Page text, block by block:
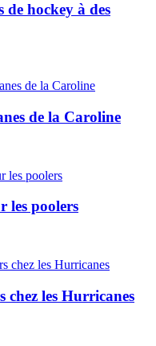
de hockey à des
de la Caroline
les poolers
chez les Hurricanes